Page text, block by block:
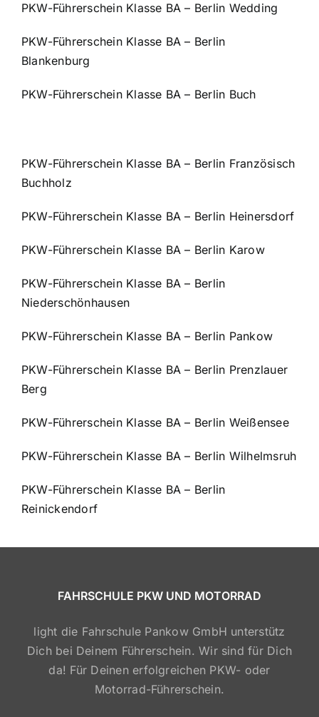
PKW-Führerschein Klasse BA – Berlin Wedding
PKW-Führerschein Klasse BA – Berlin
Blankenburg
PKW-Führerschein Klasse BA – Berlin Buch
PKW-Führerschein Klasse BA – Berlin Französisch
Buchholz
PKW-Führerschein Klasse BA – Berlin Heinersdorf
PKW-Führerschein Klasse BA – Berlin Karow
PKW-Führerschein Klasse BA – Berlin
Niederschönhausen
PKW-Führerschein Klasse BA – Berlin Pankow
PKW-Führerschein Klasse BA – Berlin Prenzlauer
Berg
PKW-Führerschein Klasse BA – Berlin Weißensee
PKW-Führerschein Klasse BA – Berlin Wilhelmsruh
PKW-Führerschein Klasse BA – Berlin
Reinickendorf
FAHRSCHULE PKW UND MOTORRAD
light die Fahrschule Pankow GmbH unterstütz
Dich bei Deinem Führerschein. Wir sind für Dich
da! Für Deinen erfolgreichen PKW- oder
Motorrad-Führerschein.